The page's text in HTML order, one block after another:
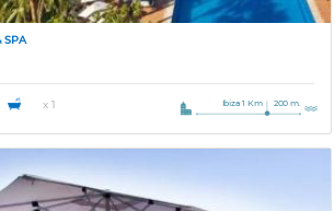
SPA
x 1 Ibiza 1 Km 200 m.